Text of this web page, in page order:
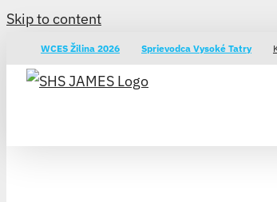
Skip to content
WCES Žilina 2026 Sprievodca Vysoké Tatry